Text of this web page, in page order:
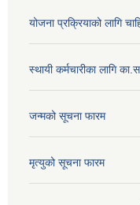
योजना प्रक्रियाको लागि
स्थायी कर्मचारीका लागि
जन्मको सूचना फारम
मृत्युको सूचना फारम